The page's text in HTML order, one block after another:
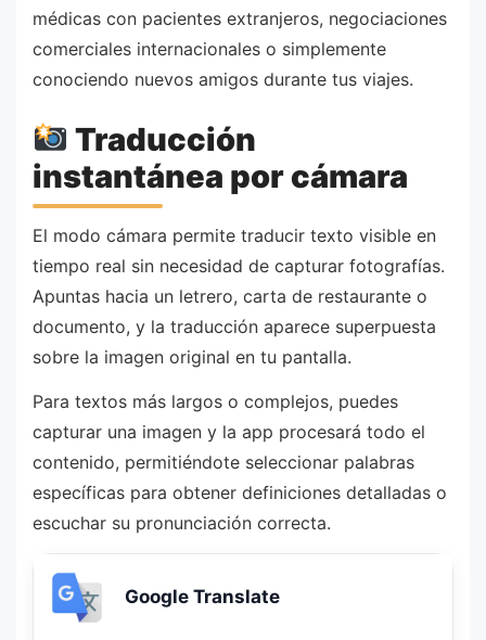
médicas con pacientes extranjeros, negociaciones
comerciales internacionales o simplemente
conociendo nuevos amigos durante tus viajes.
Traducción
instantánea por cámara
El modo cámara permite traducir texto visible en
tiempo real sin necesidad de capturar fotografías.
Apuntas hacia un letrero, carta de restaurante o
documento, y la traducción aparece superpuesta
sobre la imagen original en tu pantalla.
Para textos más largos o complejos, puedes
capturar una imagen y la app procesará todo el
contenido, permitiéndote seleccionar palabras
específicas para obtener definiciones detalladas o
escuchar su pronunciación correcta.
Google Translate